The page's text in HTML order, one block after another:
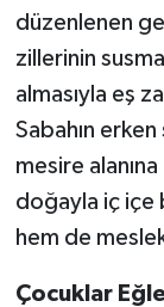
düzenlenen
zillerinin
almasıyla eş
Sabahın
mesire
doğayla iç içe
hem de
Çocuklar